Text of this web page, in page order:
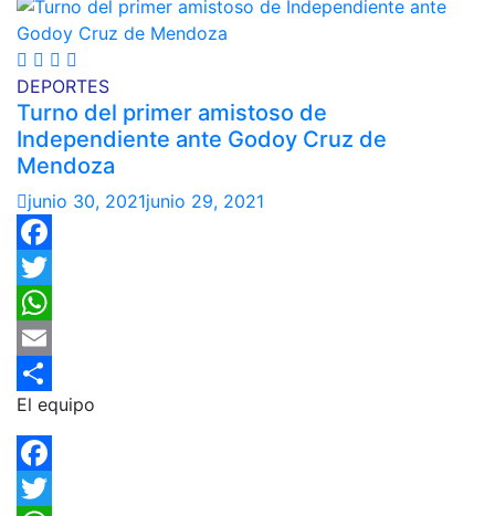
DEPORTES
Turno del primer amistoso de
Independiente ante Godoy Cruz de
Mendoza
junio 30, 2021junio 29, 2021
Facebook
Twitter
WhatsApp
Email
Compartir
El equipo
Facebook